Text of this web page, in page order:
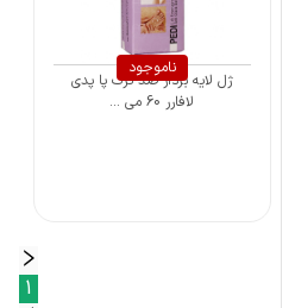
ناموجود
ژل لایه بردار ضد ترک پا پدی
لافارر 60 می ...
1